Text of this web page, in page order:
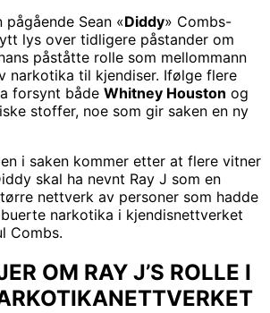
Sean «Diddy» Combs-
lys over tidligere påstander om
påståtte rolle som mellommann
narkotika til kjendiser. Ifølge flere
forsynt både Whitney Houston og
stoffer, noe som gir saken en ny
i saken kommer etter at flere vitner
skal ha nevnt Ray J som en
nettverk av personer som hadde
narkotika i kjendisnettverket
Combs.
OM RAY J’S ROLLE I